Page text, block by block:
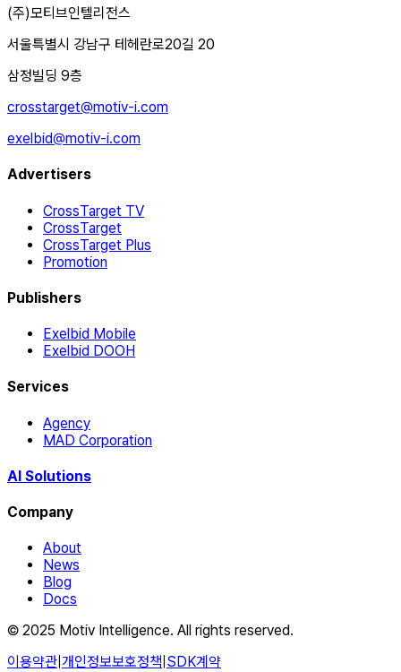
(주)모티브인텔리전스
서울특별시 강남구 테헤란로20길 20
삼정빌딩 9층
crosstarget@motiv-i.com
exelbid@motiv-i.com
Advertisers
CrossTarget TV
CrossTarget
CrossTarget Plus
Promotion
Publishers
Exelbid Mobile
Exelbid DOOH
Services
Agency
MAD Corporation
AI Solutions
Company
About
News
Blog
Docs
© 2025 Motiv Intelligence. All rights reserved.
이용약관 개인정보보호정책 SDK계약